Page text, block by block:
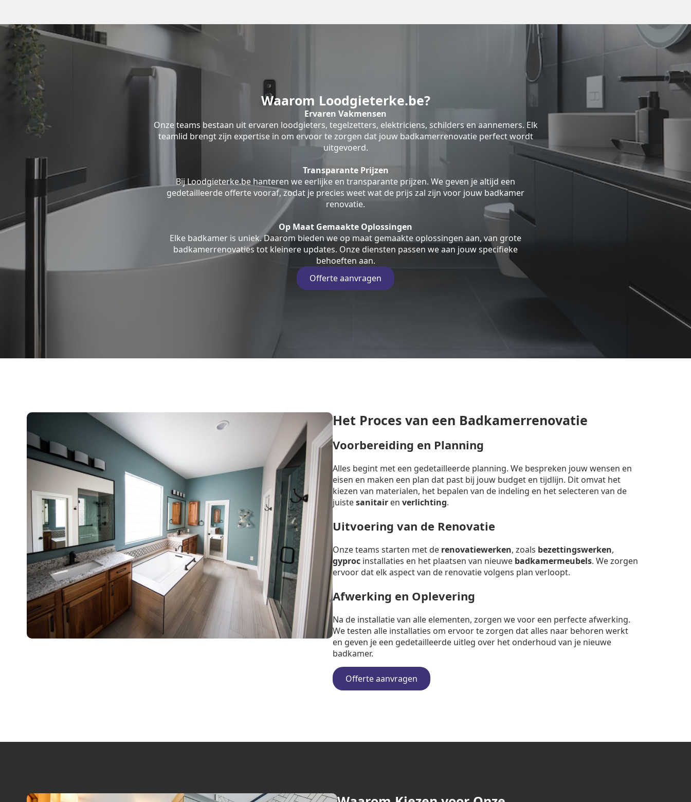
Waarom Loodgieterke.be?
Ervaren Vakmensen
Onze teams bestaan uit ervaren loodgieters, tegelzetters, elektriciens, schilders en aannemers. Elk
teamlid brengt zijn expertise in om ervoor te zorgen dat jouw badkamerrenovatie perfect wordt
uitgevoerd.
Transparante Prijzen
Bij Loodgieterke.be hanteren we eerlijke en transparante prijzen. We geven je altijd een
gedetailleerde offerte vooraf, zodat je precies weet wat de prijs zal zijn voor jouw badkamer
renovatie.
Op Maat Gemaakte Oplossingen
Elke badkamer is uniek. Daarom bieden we op maat gemaakte oplossingen aan, van grote
badkamerrenovaties tot kleinere updates. Onze diensten passen we aan jouw specifieke
behoeften aan.
Offerte aanvragen
Het Proces van een Badkamerrenovatie
Voorbereiding en Planning
Alles begint met een gedetailleerde planning. We bespreken jouw wensen en
eisen en maken een plan dat past bij jouw budget en tijdlijn. Dit omvat het
kiezen van materialen, het bepalen van de indeling en het selecteren van de
juistesanitair en verlichting.
Uitvoering van de Renovatie
Onze teams starten met de renovatiewerken, zoals bezettingswerken,
gyproc installaties en het plaatsen van nieuwe badkamermeubels. We zorgen
ervoor dat elk aspect van de renovatie volgens plan verloopt.
Afwerking en Oplevering
Na de installatie van alle elementen, zorgen we voor een perfecte afwerking.
We testen alle installaties om ervoor te zorgen dat alles naar behoren werkt
en geven je een gedetailleerde uitleg over het onderhoud van je nieuwe
badkamer.
Offerte aanvragen